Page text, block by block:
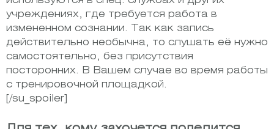
учреждениях, где требуется работа в
измененном сознании. Так как запись
действительно необычна, то слушать её нужно
самостоятельно, без присутствия
посторонних. В Вашем случае во время работы
с тренировочной площадкой.
[/su_spoiler]